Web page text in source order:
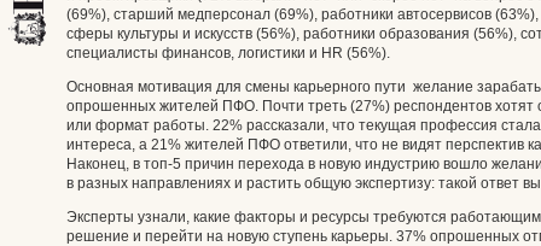
(69%), старший медперсонал (69%), работники автосервисов
сферы культуры и искусств (56%), работники образования (56%),
специалисты финансов, логистики и HR (56%).
Основная мотивация для смены карьерного пути желание
опрошенных жителей ПФО. Почти треть (27%) респондентов
или формат работы. 22% рассказали, что текущая профессия
интереса, а 21% жителей ПФО ответили, что не видят перспектив
Наконец, в топ-5 причин перехода в новую индустрию вошло
в разных направлениях и растить общую экспертизу: такой ответ
Эксперты узнали, какие факторы и ресурсы требуются
решение и перейти на новую ступень карьеры. 37% опрошенных